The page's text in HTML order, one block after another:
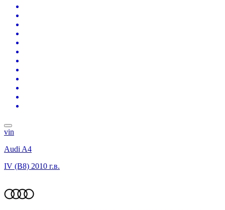
vin
Audi A4
IV (B8) 2010 г.в.